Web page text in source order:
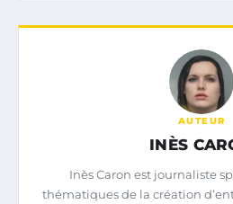
AUTEUR
INÈS
Inès Caron est journaliste
thématiques de la création